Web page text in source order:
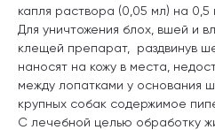
капля раствора (0,05 мл) на 0,5
Для уничтожения блох, вшей и
клещей препарат, раздвинув
наносят на кожу в места,
между лопатками у основания
крупных собак содержимое
С лечебной целью обработку